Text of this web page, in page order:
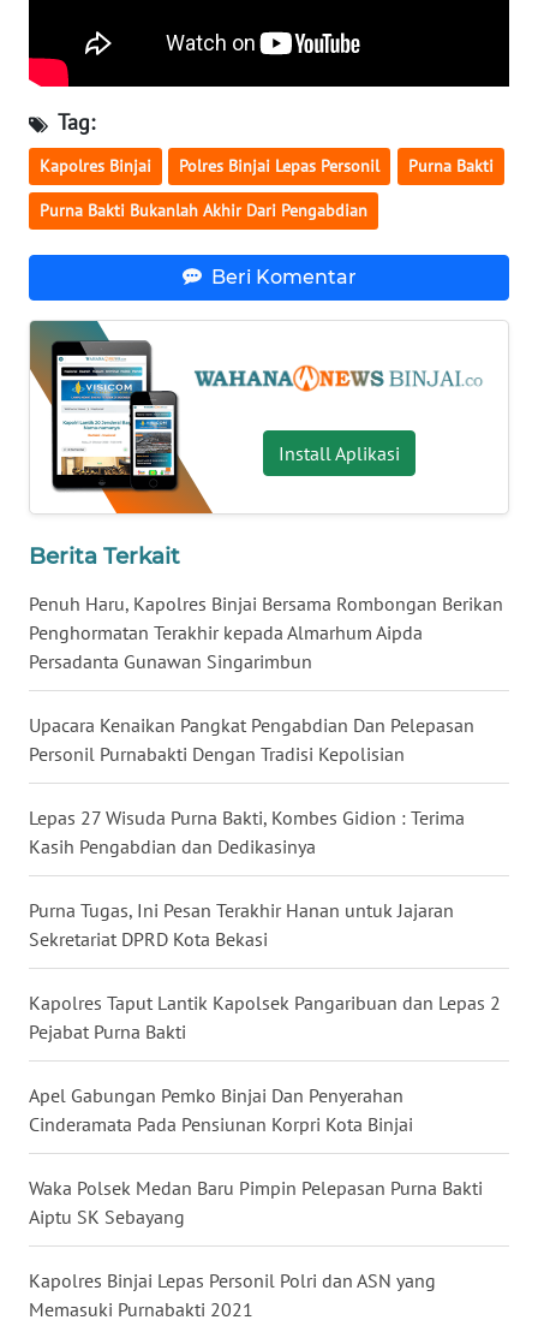
Tag:
Kapolres Binjai Polres Binjai Lepas Personil Purna Bakti
Purna Bakti Bukanlah Akhir Dari Pengabdian
Beri Komentar
Install Aplikasi
Berita Terkait
Penuh Haru, Kapolres Binjai Bersama Rombongan Berikan
Penghormatan Terakhir kepada Almarhum Aipda
Persadanta Gunawan Singarimbun
Upacara Kenaikan Pangkat Pengabdian Dan Pelepasan
Personil Purnabakti Dengan Tradisi Kepolisian
Lepas 27 Wisuda Purna Bakti, Kombes Gidion : Terima
Kasih Pengabdian dan Dedikasinya
Purna Tugas, Ini Pesan Terakhir Hanan untuk Jajaran
Sekretariat DPRD Kota Bekasi
Kapolres Taput Lantik Kapolsek Pangaribuan dan Lepas 2
Pejabat Purna Bakti
Apel Gabungan Pemko Binjai Dan Penyerahan
Cinderamata Pada Pensiunan Korpri Kota Binjai
Waka Polsek Medan Baru Pimpin Pelepasan Purna Bakti
Aiptu SK Sebayang
Kapolres Binjai Lepas Personil Polri dan ASN yang
Memasuki Purnabakti 2021
WN
WN
SULSEL
WN
WN
SULUT
WN
MALUKU
MALUT
WN
DAIRI
DANAU
TOBA
WN
NIAS
WN
LANGKAT
WN
TAPANULI
TANJUNG
LESUNG
WN
KARO
WN